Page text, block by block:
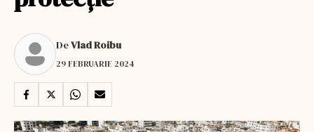
DeVlad Roibu
29 FEBRUARIE 2024